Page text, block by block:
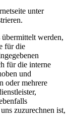
unter
übermittelt werden,
für die
für die interne
und
oder mehrere
zuzurechnen ist,